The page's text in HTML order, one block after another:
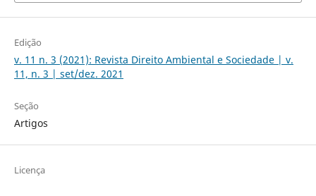
Edição
v. 11 n. 3 (2021): Revista Direito Ambiental e Sociedade | v.
11, n. 3 | set/dez. 2021
Seção
Artigos
Licença